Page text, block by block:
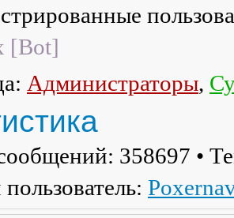
[Bot]
Администраторы,
358697 •